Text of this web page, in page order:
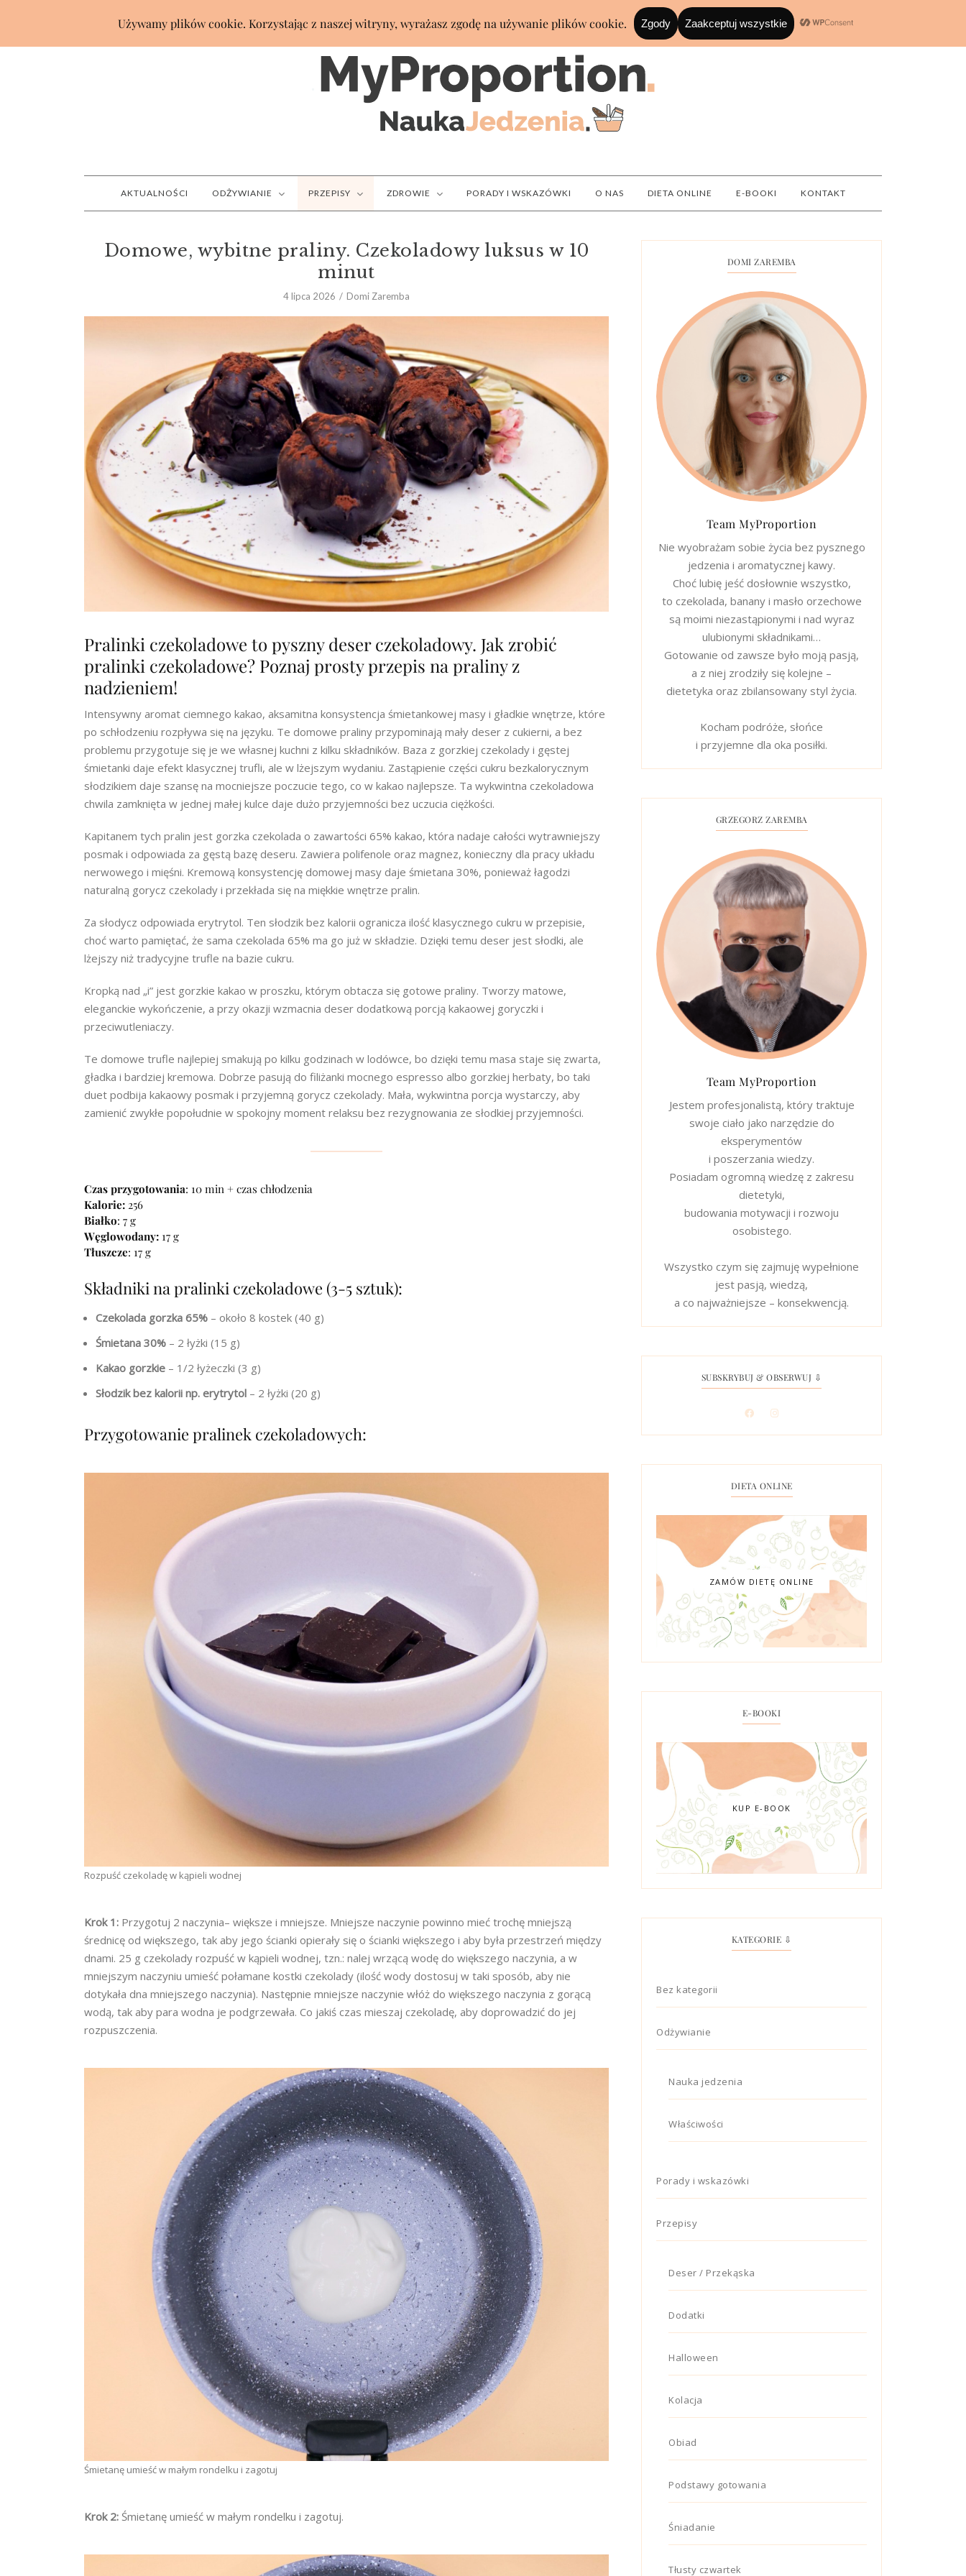
AKTUALNOŚCI ODŻYWIANIE PRZEPISY ZDROWIE PORADY I WSKAZÓWKI O NAS DIETA ONLINE E-BOOKI KONTAKT
Domowe, wybitne praliny. Czekoladowy luksus w 10
minut
4 lipca 2026 Domi Zaremba
Pralinki czekoladowe to pyszny deser czekoladowy. Jak zrobić
pralinki czekoladowe? Poznaj prosty przepis na praliny z
nadzieniem!
Intensywny aromat ciemnego kakao, aksamitna konsystencja śmietankowej masy i gładkie wnętrze, które
po schłodzeniu rozpływa się na języku. Te domowe praliny przypominają mały deser z cukierni, a bez
problemu przygotuje się je we własnej kuchni z kilku składników. Baza z gorzkiej czekolady i gęstej
śmietanki daje efekt klasycznej trufli, ale w lżejszym wydaniu. Zastąpienie części cukru bezkalorycznym
słodzikiem daje szansę na mocniejsze poczucie tego, co w kakao najlepsze. Ta wykwintna czekoladowa
chwila zamknięta w jednej małej kulce daje dużo przyjemności bez uczucia ciężkości.
Kapitanem tych pralin jest gorzka czekolada o zawartości 65% kakao, która nadaje całości wytrawniejszy
posmak i odpowiada za gęstą bazę deseru. Zawiera polifenole oraz magnez, konieczny dla pracy układu
nerwowego i mięśni. Kremową konsystencję domowej masy daje śmietana 30%, ponieważ łagodzi
naturalną gorycz czekolady i przekłada się na miękkie wnętrze pralin.
Za słodycz odpowiada erytrytol. Ten słodzik bez kalorii ogranicza ilość klasycznego cukru w przepisie,
choć warto pamiętać, że sama czekolada 65% ma go już w składzie. Dzięki temu deser jest słodki, ale
lżejszy niż tradycyjne trufle na bazie cukru.
Kropką nad „i” jest gorzkie kakao w proszku, którym obtacza się gotowe praliny. Tworzy matowe,
eleganckie wykończenie, a przy okazji wzmacnia deser dodatkową porcją kakaowej goryczki i
przeciwutleniaczy.
Te domowe trufle najlepiej smakują po kilku godzinach w lodówce, bo dzięki temu masa staje się zwarta,
gładka i bardziej kremowa. Dobrze pasują do filiżanki mocnego espresso albo gorzkiej herbaty, bo taki
duet podbija kakaowy posmak i przyjemną gorycz czekolady. Mała, wykwintna porcja wystarczy, aby
zamienić zwykłe popołudnie w spokojny moment relaksu bez rezygnowania ze słodkiej przyjemności.
Czas przygotowania: 10 min + czas chłodzenia
Kalorie: 256
Białko: 7 g
Węglowodany: 17 g
Tłuszcze: 17 g
Składniki na pralinki czekoladowe (3-5 sztuk):
Czekolada gorzka 65% – około 8 kostek (40 g)
Śmietana 30% – 2 łyżki (15 g)
Kakao gorzkie – 1/2 łyżeczki (3 g)
Słodzik bez kalorii np. erytrytol – 2 łyżki (20 g)
Przygotowanie pralinek czekoladowych:
Rozpuść czekoladę w kąpieli wodnej
Krok 1: Przygotuj 2 naczynia– większe i mniejsze. Mniejsze naczynie powinno mieć trochę mniejszą
średnicę od większego, tak aby jego ścianki opierały się o ścianki większego i aby była przestrzeń między
dnami. 25 g czekolady rozpuść w kąpieli wodnej, tzn.: nalej wrzącą wodę do większego naczynia, a w
mniejszym naczyniu umieść połamane kostki czekolady (ilość wody dostosuj w taki sposób, aby nie
dotykała dna mniejszego naczynia). Następnie mniejsze naczynie włóż do większego naczynia z gorącą
wodą, tak aby para wodna je podgrzewała. Co jakiś czas mieszaj czekoladę, aby doprowadzić do jej
rozpuszczenia.
Śmietanę umieść w małym rondelku i zagotuj
Krok 2: Śmietanę umieść w małym rondelku i zagotuj.
DOMI ZAREMBA
Team MyProportion
Nie wyobrażam sobie życia bez pysznego
jedzenia i aromatycznej kawy.
Choć lubię jeść dosłownie wszystko,
to czekolada, banany i masło orzechowe
są moimi niezastąpionymi i nad wyraz
ulubionymi składnikami…
Gotowanie od zawsze było moją pasją,
a z niej zrodziły się kolejne –
dietetyka oraz zbilansowany styl życia.
Kocham podróże, słońce
i przyjemne dla oka posiłki.
GRZEGORZ ZAREMBA
Team MyProportion
Jestem profesjonalistą, który traktuje
swoje ciało jako narzędzie do
eksperymentów
i poszerzania wiedzy.
Posiadam ogromną wiedzę z zakresu
dietetyki,
budowania motywacji i rozwoju
osobistego.
Wszystko czym się zajmuję wypełnione
jest pasją, wiedzą,
a co najważniejsze – konsekwencją.
SUBSKRYBUJ & OBSERWUJ ⇩
DIETA ONLINE
ZAMÓW DIETĘ ONLINE
E-BOOKI
KUP E-BOOK
KATEGORIE ⇩
Bez kategorii
Odżywianie
Nauka jedzenia
Właściwości
Porady i wskazówki
Przepisy
Deser / Przekąska
Dodatki
Halloween
Kolacja
Obiad
Podstawy gotowania
Śniadanie
Tłusty czwartek